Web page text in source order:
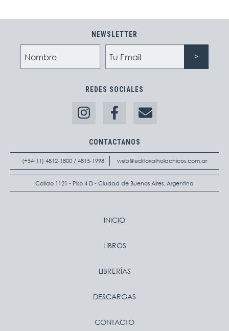
NEWSLETTER
REDES SOCIALES
CONTACTANOS
(+54-11) 4812-1800 / 4815-1998 web@editorialholachicos.com.ar
Callao 1121 - Piso 4 D - Ciudad de Buenos Aires, Argentina
INICIO
LIBROS
LIBRERÍAS
DESCARGAS
CONTACTO